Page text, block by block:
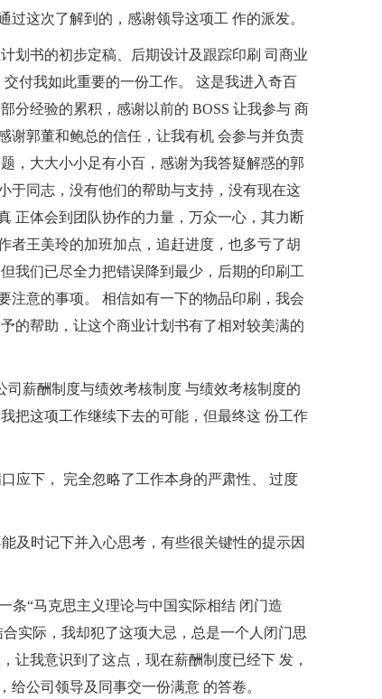
这次了解到的，感谢领导这项工 作的派发。
划书的初步定稿、后期设计及跟踪印刷 司商业
付我如此重要的一份工作。 这是我进入奇百
分经验的累积，感谢以前的 BOSS 让我参与 商
谢郭董和鲍总的信任，让我有机 会参与并负责
，大大小小足有小百，感谢为我答疑解惑的郭
于同志，没有他们的帮助与支持，没有现在这
正体会到团队协作的力量，万众一心，其力断
者王美玲的加班加点，追赶进度，也多亏了胡
我们已尽全力把错误降到最少，后期的印刷工
注意的事项。 相信如有一下的物品印刷，我会
的帮助，让这个商业计划书有了相对较美满的
薪酬制度与绩效考核制度 与绩效考核制度的
把这项工作继续下去的可能，但最终这 份工作
应下， 完全忽略了工作本身的严肃性、 过度
及时记下并入心思考，有些很关键性的提示因
条“马克思主义理论与中国实际相结 闭门造
实际，我却犯了这项大忌，总是一个人闭门思
让我意识到了这点，现在薪酬制度已经下 发，
公司领导及同事交一份满意 的答卷。